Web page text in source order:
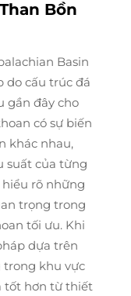
Bồn
Basin
do cấu trúc đá
gần đây cho
có sự biến
khác nhau,
suất của từng
rõ những
trọng trong
tối ưu. Khi
dựa trên
trong khu vực
tốt hơn từ thiết